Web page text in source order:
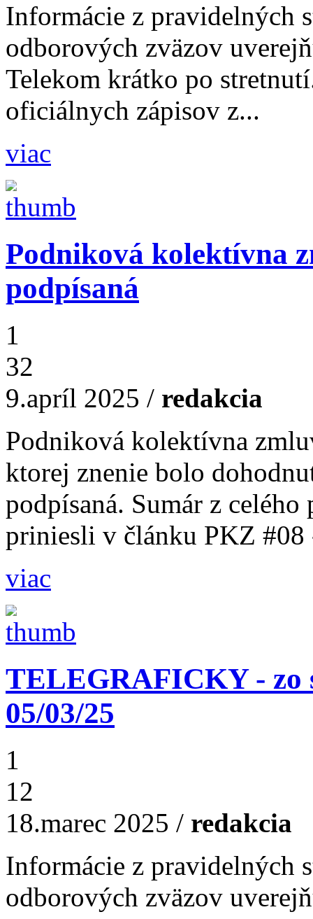
Informácie z pravidelných
odborových zväzov
Telekom krátko po
oficiálnych zápisov z...
viac
Podniková kolektívna
podpísaná
1
32
9.apríl 2025 / redakcia
Podniková kolektívna
ktorej znenie bolo
podpísaná. Sumár z
priniesli v článku PKZ #08
viac
TELEGRAFICKY - zo
05/03/25
1
12
18.marec 2025 / redakcia
Informácie z pravidelných
odborových zväzov